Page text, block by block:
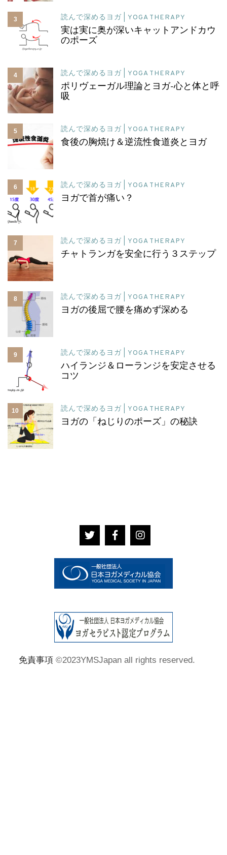
3 読んで深めるヨガ | YOGA THERAPY
実は実に奥が深いキャットアンドカウ
のポーズ
4 読んで深めるヨガ | YOGA THERAPY
ポリヴェーガル理論とヨガ-心と体と呼
吸
5 読んで深めるヨガ | YOGA THERAPY
食後の胸焼け＆逆流性食道炎とヨガ
6 読んで深めるヨガ | YOGA THERAPY
ヨガで首が痛い？
7 読んで深めるヨガ | YOGA THERAPY
チャトランガを安全に行う３ステップ
8 読んで深めるヨガ | YOGA THERAPY
ヨガの後屈で腰を痛めず深める
9 読んで深めるヨガ | YOGA THERAPY
ハイランジ＆ローランジを安定させる
コツ
10 読んで深めるヨガ | YOGA THERAPY
ヨガの「ねじりのポーズ」の秘訣
免責事項 ©2023YMSJapan all rights reserved.